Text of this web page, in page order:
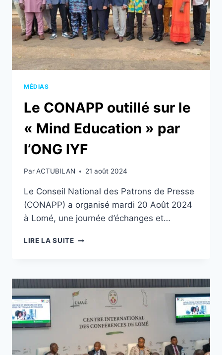
MÉDIAS
Le CONAPP outillé sur le
« Mind Education » par
l’ONG IYF
ParACTUBILAN 21 août 2024
Le Conseil National des Patrons de Presse
(CONAPP) a organisé mardi 20 Août 2024
à Lomé, une journée d’échanges et…
LIRE LA SUITELE
LE
«
MIND
EDUCATION
L’ONG
IYF